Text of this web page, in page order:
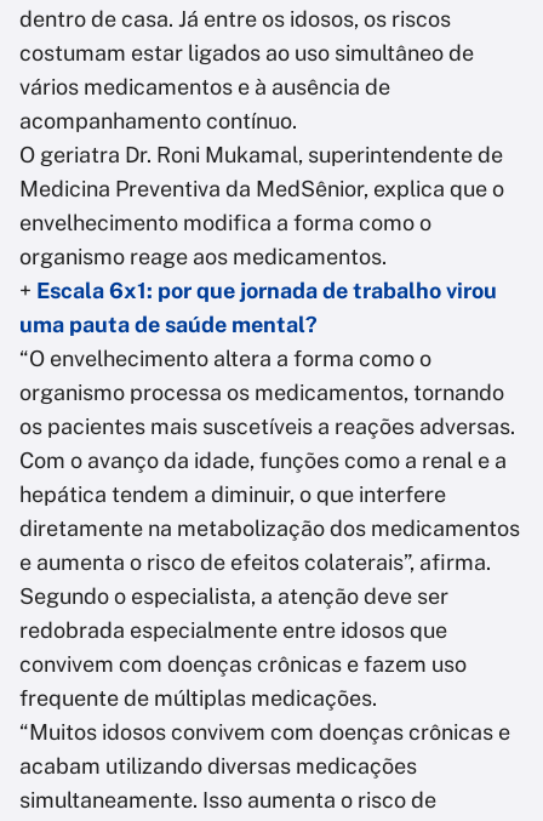
dentro de casa. Já entre os idosos, os riscos
costumam estar ligados ao uso simultâneo de
vários medicamentos e à ausência de
acompanhamento contínuo.
O geriatra Dr. Roni Mukamal, superintendente de
Medicina Preventiva da MedSênior, explica que o
envelhecimento modifica a forma como o
organismo reage aos medicamentos.
+ Escala 6x1: por que jornada de trabalho virou
uma pauta de saúde mental?
“O envelhecimento altera a forma como o
organismo processa os medicamentos, tornando
os pacientes mais suscetíveis a reações adversas.
Com o avanço da idade, funções como a renal e a
hepática tendem a diminuir, o que interfere
diretamente na metabolização dos medicamentos
e aumenta o risco de efeitos colaterais”, afirma.
Segundo o especialista, a atenção deve ser
redobrada especialmente entre idosos que
convivem com doenças crônicas e fazem uso
frequente de múltiplas medicações.
“Muitos idosos convivem com doenças crônicas e
acabam utilizando diversas medicações
simultaneamente. Isso aumenta o risco de